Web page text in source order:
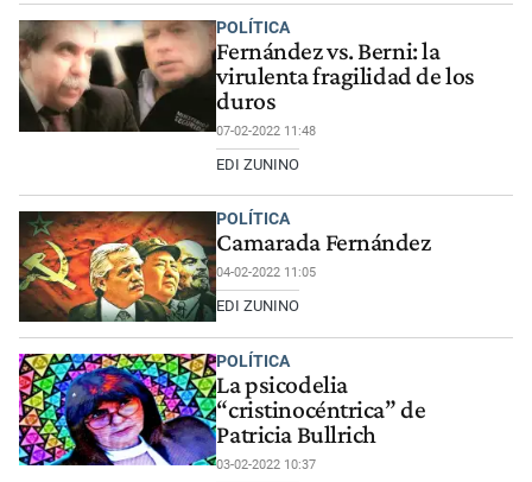
POLÍTICA
Fernández vs. Berni: la
virulenta fragilidad de los
duros
07-02-2022 11:48
EDI ZUNINO
POLÍTICA
Camarada Fernández
04-02-2022 11:05
EDI ZUNINO
POLÍTICA
La psicodelia
“cristinocéntrica” de
Patricia Bullrich
03-02-2022 10:37